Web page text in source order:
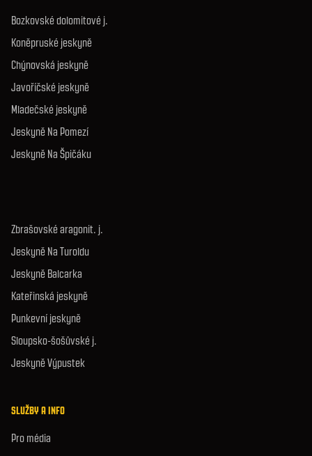
Bozkovské dolomitové j.
Koněpruské jeskyně
Chýnovská jeskyně
Javoříčské jeskyně
Mladečské jeskyně
Jeskyně Na Pomezí
Jeskyně Na Špičáku
Zbrašovské aragonit. j.
Jeskyně Na Turoldu
Jeskyně Balcarka
Kateřinská jeskyně
Punkevní jeskyně
Sloupsko-šošůvské j.
Jeskyně Výpustek
SLUŽBY A INFO
Pro média